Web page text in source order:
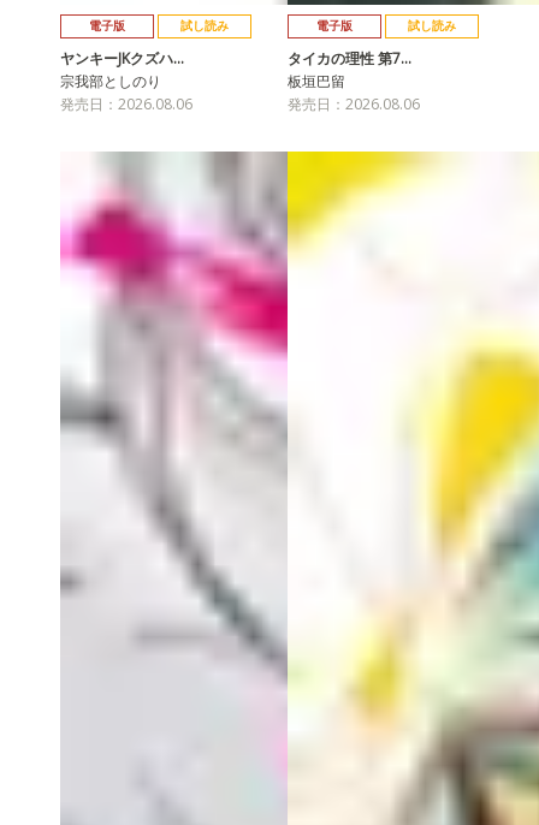
電子版 試し読み
ヤンキーJKクズハ…
宗我部としのり
発売日：2026.08.06
電子版 試し読み
タイカの理性 第7…
板垣巴留
発売日：2026.08.06